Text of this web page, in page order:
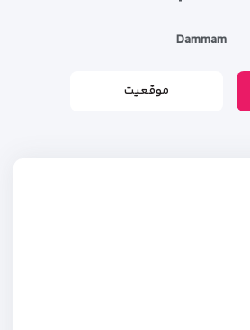
Dammam
موقعیت